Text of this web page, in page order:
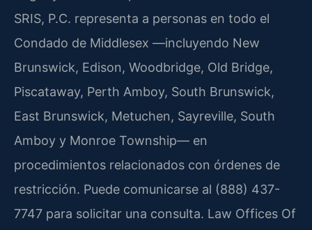
SRIS, P.C. representa a personas en todo el
Condado de Middlesex —incluyendo New
Brunswick, Edison, Woodbridge, Old Bridge,
Piscataway, Perth Amboy, South Brunswick,
East Brunswick, Metuchen, Sayreville, South
Amboy y Monroe Township— en
procedimientos relacionados con órdenes de
restricción. Puede comunicarse al (888) 437-
7747 para solicitar una consulta. Law Offices Of